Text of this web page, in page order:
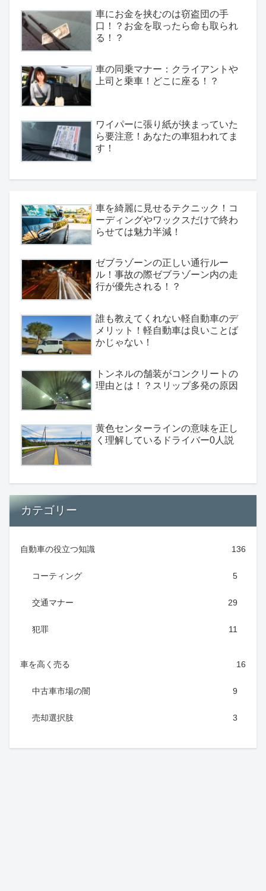
車にお金を挟むのは窃盗団の手
口！？お金を取ったら命も取られ
る！？
車の同乗マナー：クライアントや
上司と乗車！どこに座る！？
ワイパーに張り紙が挟まっていた
ら要注意！あなたの車狙われてま
す！
車を綺麗に見せるテクニック！コ
ーディングやワックスだけで終わ
らせては魅力半減！
ゼブラゾーンの正しい通行ルー
ル！事故の際ゼブラゾーン内の走
行が優先される！？
誰も教えてくれない軽自動車のデ
メリット！軽自動車は良いことば
かじゃない！
トンネルの舗装がコンクリートの
理由とは！？スリップ多発の原因
黄色センターラインの意味を正し
く理解しているドライバー0人説
カテゴリー
自動車の役立つ知識 136
コーティング 5
交通マナー 29
犯罪 11
車を高く売る 16
中古車市場の闇 9
売却選択肢 3